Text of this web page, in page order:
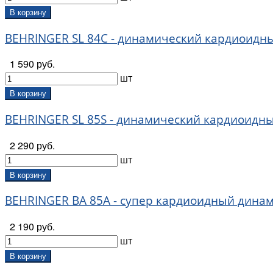
В корзину
BEHRINGER SL 84C - динамический
1 590 руб.
шт
В корзину
BEHRINGER SL 85S - динамический
2 290 руб.
шт
В корзину
BEHRINGER BA 85A - супер кардиоидный
2 190 руб.
шт
В корзину